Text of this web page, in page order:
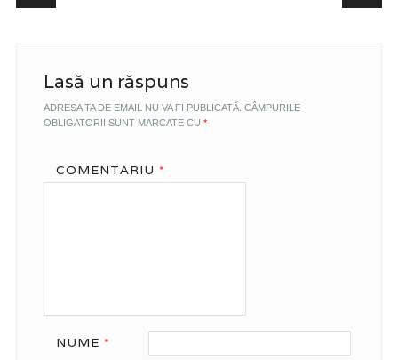
Lasă un răspuns
ADRESA TA DE EMAIL NU VA FI PUBLICATĂ. CÂMPURILE
OBLIGATORII SUNT MARCATE CU *
COMENTARIU *
NUME *